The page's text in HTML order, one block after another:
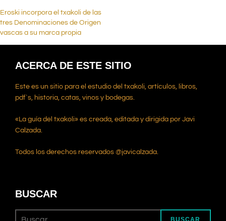
Eroski incorpora el txakoli de las
tres Denominaciones de Origen
vascas a su marca propia
ACERCA DE ESTE SITIO
Este es un sitio para el estudio del txakoli, artículos, libros,
pdf`s, historia, catas, vinos y bodegas.
«La guía del txakoli» es creada, editada y dirigida por Javi
Calzada.
Todos los derechos reservados @javicalzada.
BUSCAR
BUSCAR